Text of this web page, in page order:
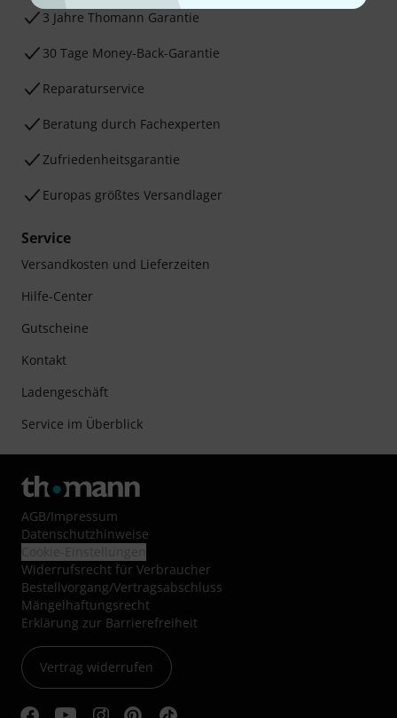
3 Jahre Thomann Garantie
30 Tage Money-Back-Garantie
Reparaturservice
Beratung durch Fachexperten
Zufriedenheitsgarantie
Europas größtes Versandlager
Service
Versandkosten und Lieferzeiten
Hilfe-Center
Gutscheine
Kontakt
Ladengeschäft
Service im Überblick
AGB/Impressum
Datenschutzhinweise
Widerrufsrecht für Verbraucher
Bestellvorgang/Vertragsabschluss
Mängelhaftungsrecht
Erklärung zur Barrierefreiheit
Vertrag widerrufen